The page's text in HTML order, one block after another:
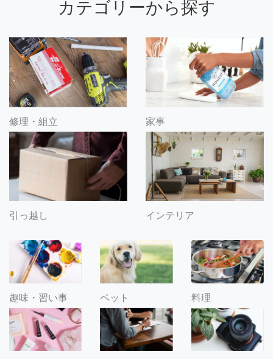
カテゴリーから探す
修理・組立 家事
引っ越し インテリア
趣味・習い事 ペット 料理